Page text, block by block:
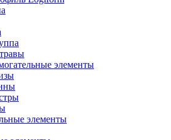
элементы
элементы